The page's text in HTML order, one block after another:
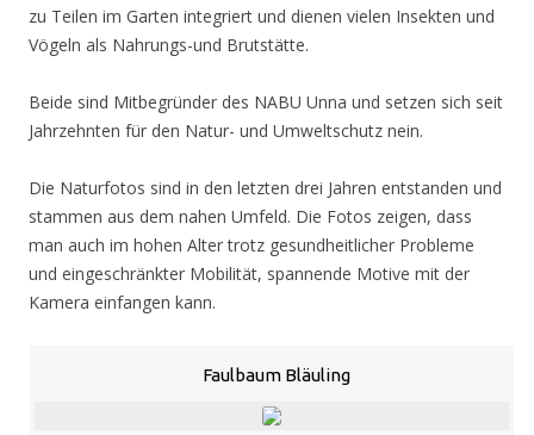
zu Teilen im Garten integriert und dienen vielen Insekten und
Vögeln als Nahrungs-und Brutstätte.
Beide sind Mitbegründer des NABU Unna und setzen sich seit
Jahrzehnten für den Natur- und Umweltschutz nein.
Die Naturfotos sind in den letzten drei Jahren entstanden und
stammen aus dem nahen Umfeld. Die Fotos zeigen, dass
man auch im hohen Alter trotz gesundheitlicher Probleme
und eingeschränkter Mobilität, spannende Motive mit der
Kamera einfangen kann.
Faulbaum Bläuling